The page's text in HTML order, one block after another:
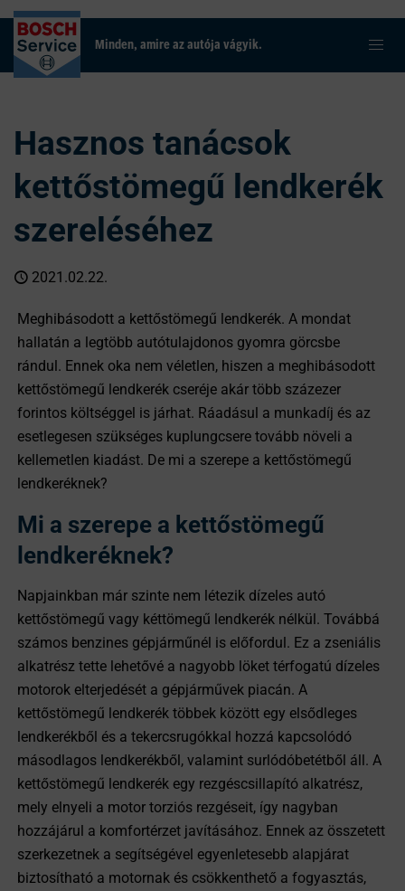
Minden, amire az autója vágyik.
Hasznos tanácsok
kettőstömegű lendkerék
szereléséhez
2021.02.22.
Meghibásodott a kettőstömegű lendkerék. A mondat
hallatán a legtöbb autótulajdonos gyomra görcsbe
rándul. Ennek oka nem véletlen, hiszen a meghibásodott
kettőstömegű lendkerék cseréje akár több százezer
forintos költséggel is járhat. Ráadásul a munkadíj és az
esetlegesen szükséges kuplungcsere tovább növeli a
kellemetlen kiadást. De mi a szerepe a kettőstömegű
lendkeréknek?
Mi a szerepe a kettőstömegű
lendkeréknek?
Napjainkban már szinte nem létezik dízeles autó
kettőstömegű vagy kéttömegű lendkerék nélkül. Továbbá
számos benzines gépjárműnél is előfordul. Ez a zseniális
alkatrész tette lehetővé a nagyobb löket térfogatú dízeles
motorok elterjedését a gépjárművek piacán. A
kettőstömegű lendkerék többek között egy elsődleges
lendkerékből és a tekercsrugókkal hozzá kapcsolódó
másodlagos lendkerékből, valamint surlódóbetétből áll. A
kettőstömegű lendkerék egy rezgéscsillapító alkatrész,
mely elnyeli a motor torziós rezgéseit, így nagyban
hozzájárul a komfortérzet javításához. Ennek az összetett
szerkezetnek a segítségével egyenletesebb alapjárat
biztosítható a motornak és csökkenthető a fogyasztás,